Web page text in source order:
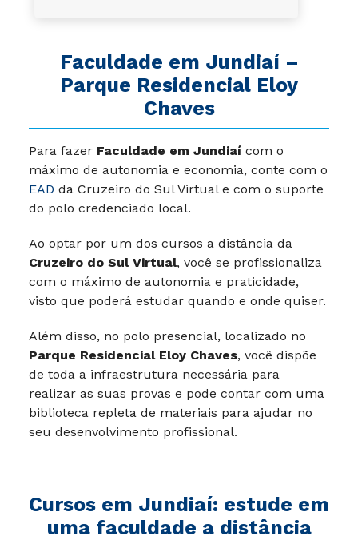
Faculdade em Jundiaí–
Parque Residencial Eloy
Chaves
Para fazer Faculdade em Jundiaí com o
máximo de autonomia e economia, conte com o
EAD da Cruzeiro do Sul Virtual e com o suporte
do polo credenciado local.
Ao optar por um dos cursos a distância da
Cruzeiro do Sul Virtual, você se profissionaliza
com o máximo de autonomia e praticidade,
visto que poderá estudar quando e onde quiser.
Além disso, no polo presencial, localizado no
Parque Residencial Eloy Chaves, você dispõe
de toda a infraestrutura necessária para
realizar as suas provas e pode contar com uma
biblioteca repleta de materiais para ajudar no
seu desenvolvimento profissional.
Cursos em Jundiaí: estude em
uma faculdade a distância